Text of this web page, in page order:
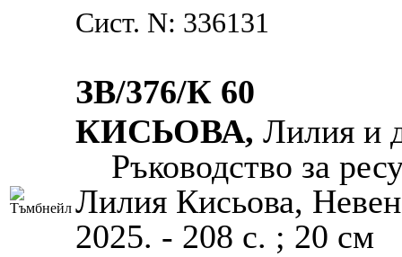
Сист. N: 336131
ЗВ/376/К 60
КИСЬОВА, Лилия и
Ръководство за
Лилия Кисьова,
2025. - 208 с. ; 20 см